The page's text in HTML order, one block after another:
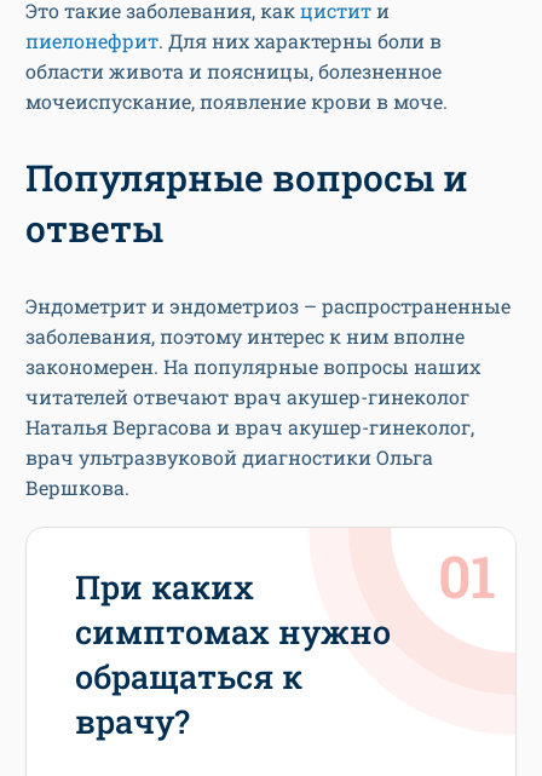
Это такие заболевания, как цистити
пиелонефрит. Для них характерны боли в
области живота и поясницы, болезненное
мочеиспускание, появление крови в моче.
Популярные вопросы и
ответы
Эндометрит и эндометриоз – распространенные
заболевания, поэтому интерес к ним вполне
закономерен. На популярные вопросы наших
читателей отвечают врач акушер-гинеколог
Наталья Вергасова и врач акушер-гинеколог,
врач ультразвуковой диагностики Ольга
Вершкова.
При каких
симптомах нужно
обращаться к
врачу?